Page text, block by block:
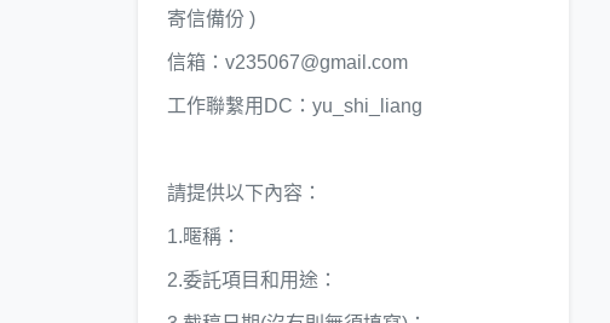
寄信備份 )
信箱：v235067@gmail.com
工作聯繫用DC：yu_shi_liang
請提供以下內容：
1.暱稱：
2.委託項目和用途：